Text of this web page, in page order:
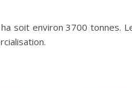
soit environ 3700 tonnes.